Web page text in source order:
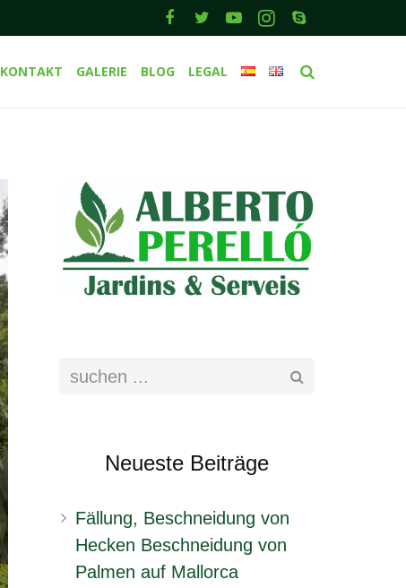
KONTAKT GALERIE BLOG LEGAL
Neueste Beiträge
Fällung, Beschneidung von
Hecken Beschneidung von
Palmen auf Mallorca